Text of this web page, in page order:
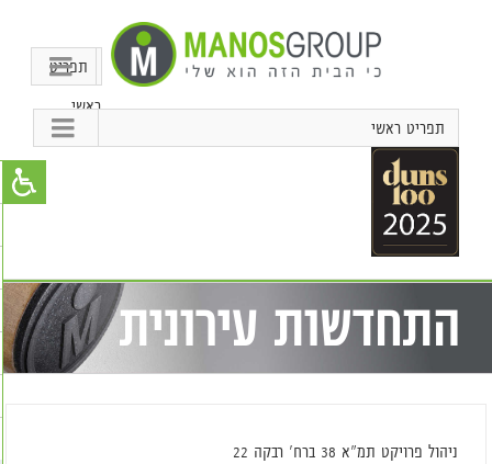
תפריט
ראשי
תפריט ראשי
התחדשות עירונית
ניהול פרויקט תמ"א 38 ברח' רבקה 22